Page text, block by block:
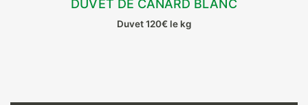
DUVET DE CANARD BLANC
Duvet 120€ le kg
CHOIX DES OPTIONS